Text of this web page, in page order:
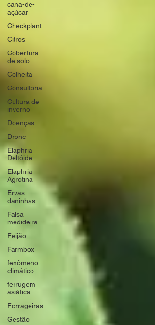
cana-de-
açúcar
Checkplant
Citros
Cobertura
de solo
Colheita
Consultoria
Cultura de
inverno
Doenças
Drone
Elaphria
Deltóide
Elaphria
Agrotina
Ervas
daninhas
Falsa
medideira
Feijão
Farmbox
fenômeno
climático
ferrugem
asiática
Forrageiras
Gestão